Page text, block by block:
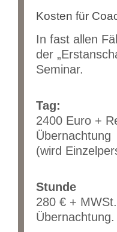
Kosten für
In fast allen
der
Seminar.
Tag:
2400 Euro +
Übernachtung
(wird
Stunde
280 € +
Übernachtung.